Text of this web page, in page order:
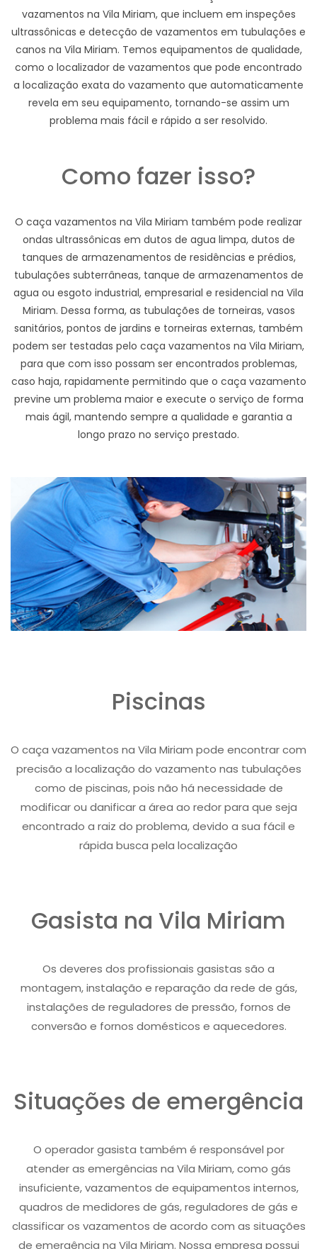
vazamentos na Vila Miriam, que incluem em inspeções
ultrassônicas e detecção de vazamentos em tubulações e
canos na Vila Miriam. Temos equipamentos de qualidade,
como o localizador de vazamentos que pode encontrado
a localização exata do vazamento que automaticamente
revela em seu equipamento, tornando-se assim um
problema mais fácil e rápido a ser resolvido.
Como fazer isso?
O caça vazamentos na Vila Miriam também pode realizar
ondas ultrassônicas em dutos de agua limpa, dutos de
tanques de armazenamentos de residências e prédios,
tubulações subterrâneas, tanque de armazenamentos de
agua ou esgoto industrial, empresarial e residencial na Vila
Miriam. Dessa forma, as tubulações de torneiras, vasos
sanitários, pontos de jardins e torneiras externas, também
podem ser testadas pelo caça vazamentos na Vila Miriam,
para que com isso possam ser encontrados problemas,
caso haja, rapidamente permitindo que o caça vazamento
previne um problema maior e execute o serviço de forma
mais ágil, mantendo sempre a qualidade e garantia a
longo prazo no serviço prestado.
Piscinas
O caça vazamentos na Vila Miriam pode encontrar com
precisão a localização do vazamento nas tubulações
como de piscinas, pois não há necessidade de
modificar ou danificar a área ao redor para que seja
encontrado a raiz do problema, devido a sua fácil e
rápida busca pela localização
Gasista na Vila Miriam
Os deveres dos profissionais gasistas são a
montagem, instalação e reparação da rede de gás,
instalações de reguladores de pressão, fornos de
conversão e fornos domésticos e aquecedores.
Situações de emergência
O operador gasista também é responsável por
atender as emergências na Vila Miriam, como gás
insuficiente, vazamentos de equipamentos internos,
quadros de medidores de gás, reguladores de gás e
classificar os vazamentos de acordo com as situações
de emergência na Vila Miriam. Nossa empresa possui